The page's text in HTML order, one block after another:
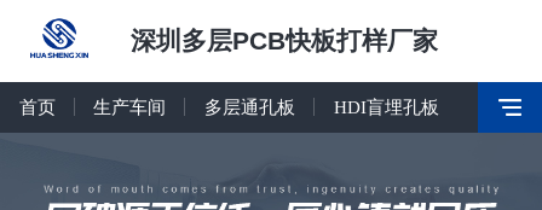
深圳多层PCB快板打样厂家
首页 生产车间 多层通孔板 HDI盲埋孔板